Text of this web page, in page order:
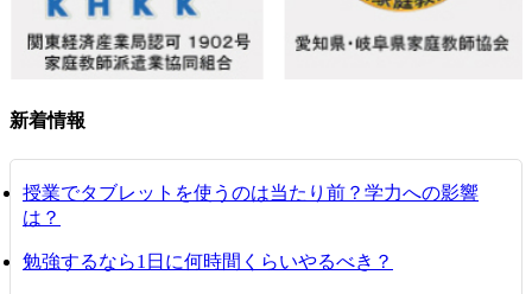
新着情報
授業でタブレットを使うのは当たり前？学力への影響
は？
勉強するなら1日に何時間くらいやるべき？